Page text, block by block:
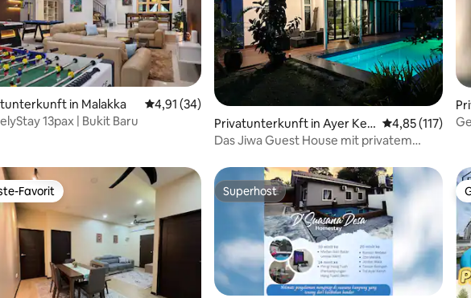
4,94 von 5, 49 Bewertungen
in Malakka Durchschnittliche Bewertung: 4,91 von 5, 34 Bewertungen
4,91 (34)
13pax | Bukit Baru
Privatunterkunft in Ayer Ker
oh
4,85 (117)
Das Jiwa Guest House mit privatem
Favorit
Favorit Superhost
Superhost